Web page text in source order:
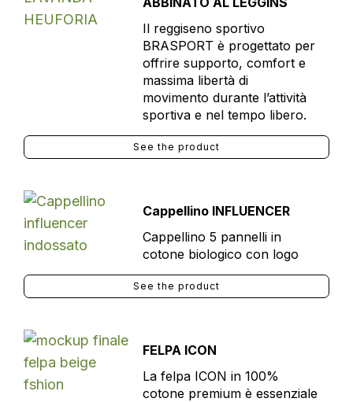
Il reggiseno sportivo
BRASPORT è progettato per
offrire supporto, comfort e
massima libertà di
movimento durante l’attività
sportiva e nel tempo libero.
See the product
Cappellino INFLUENCER
Cappellino 5 pannelli in
cotone biologico con logo
See the product
FELPA ICON
La felpa ICON in 100%
cotone premium è essenziale